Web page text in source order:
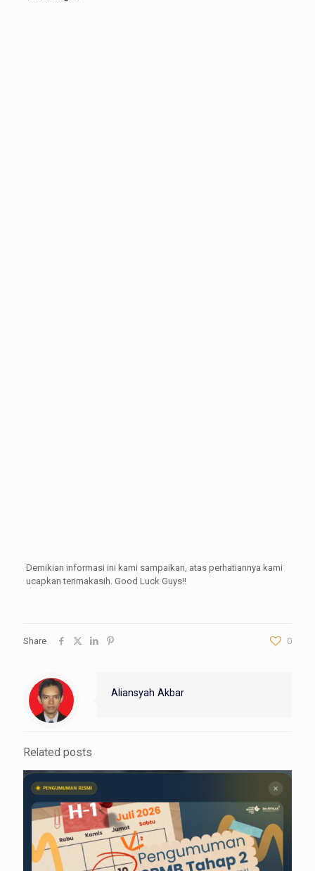
Demikian informasi ini kami sampaikan, atas perhatiannya kami
ucapkan terimakasih. Good Luck Guys!!
Share 0
Aliansyah Akbar
Related posts